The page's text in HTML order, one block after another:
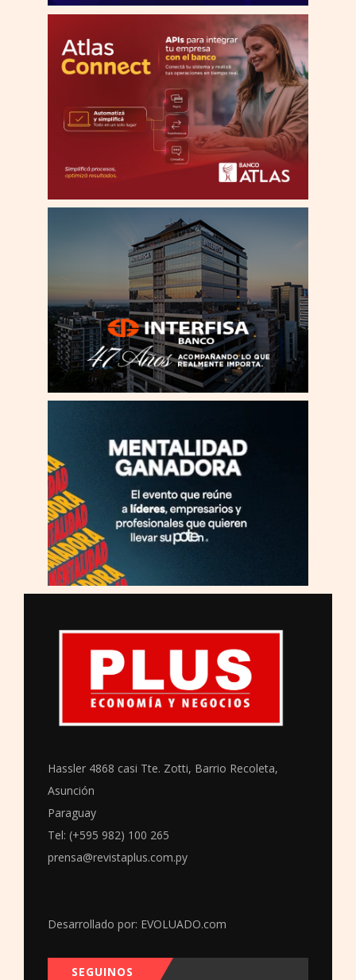
Hassler 4868 casi Tte. Zotti, Barrio Recoleta,
Asunción
Paraguay
Tel: (+595 982) 100 265
prensa@revistaplus.com.py
Desarrollado por: EVOLUADO.com
SEGUINOS